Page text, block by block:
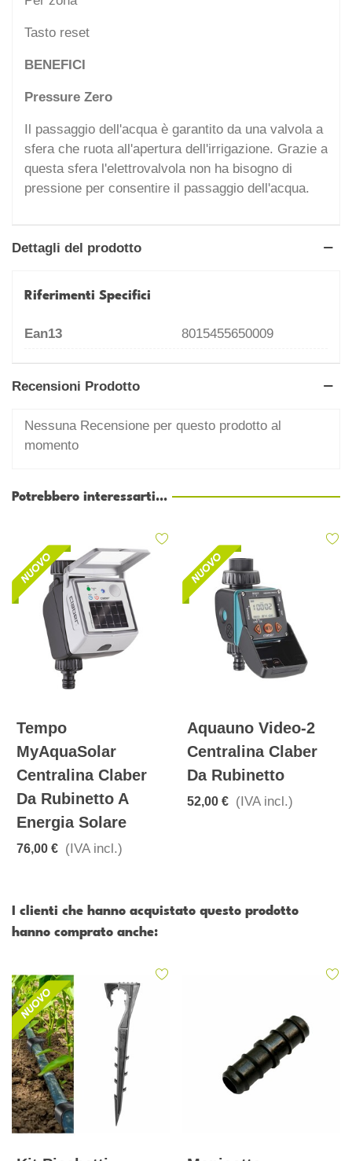
Tasto reset
BENEFICI
Pressure Zero
Il passaggio dell'acqua è garantito da una valvola a
sfera che ruota all'apertura dell'irrigazione. Grazie a
questa sfera l'elettrovalvola non ha bisogno di
pressione per consentire il passaggio dell'acqua.
Dettagli del prodotto
Riferimenti Specifici
Ean13 8015455650009
Recensioni Prodotto
Nessuna Recensione per questo prodotto al
momento
Potrebbero interessarti...
Tempo
MyAquaSolar
Centralina Claber
Da Rubinetto A
Energia Solare
76,00 € (IVA incl.)
Aquauno Video-2
Centralina Claber
Da Rubinetto
52,00 € (IVA incl.)
I clienti che hanno acquistato questo prodotto
hanno comprato anche: